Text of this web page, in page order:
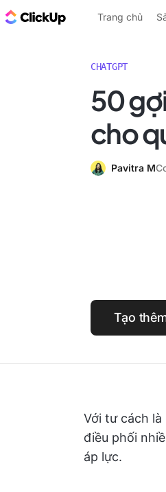
ClickUp Blog
Trang chủ
CHATGPT
50
cho
Pavitra M
Tạo
Với tư cách
điều phối
áp lực.